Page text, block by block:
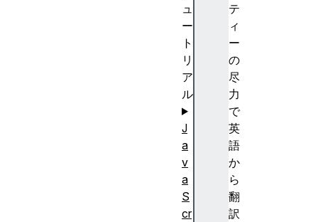
テ
ィ
ー
の
尽
力
で
英
語
か
ら
翻
訳
ュ
ー
ト
リ
ア
ル
J
a
v
a
S
cr